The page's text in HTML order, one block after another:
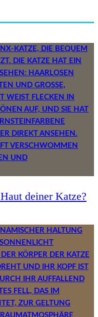
deiner Katze?